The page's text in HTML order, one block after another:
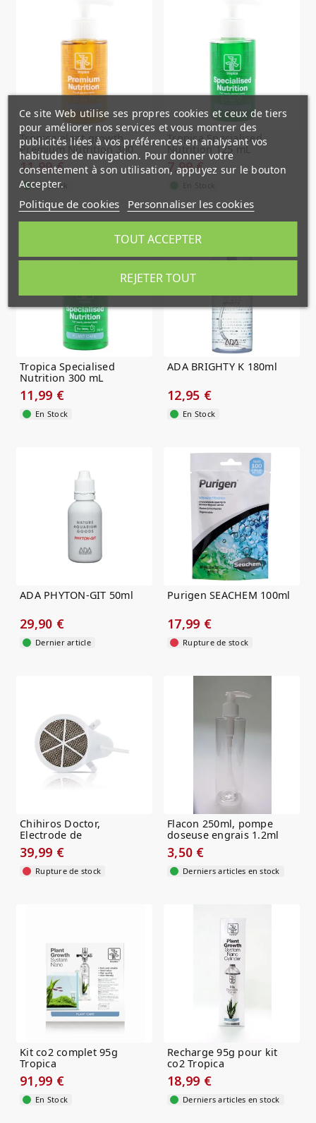
Tropica plant growth
Premium Nutrition 300
mL
11,99 €
En Stock
Tropica Specialised
Nutrition 125 mL
7,99 €
Tropica Specialised
Nutrition 300 mL
11,99 €
En Stock
ADA BRIGHTY K 180ml
12,95 €
En Stock
ADA PHYTON-GIT 50ml
29,90 €
Dernier article
Purigen SEACHEM 100ml
17,99 €
Rupture de stock
Chihiros Doctor,
Electrode de
remplacement
39,99 €
Rupture de stock
Flacon 250ml, pompe
doseuse engrais 1.2ml
3,50 €
Derniers articles en stock
Kit co2 complet 95g
Tropica
91,99 €
En Stock
Recharge 95g pour kit
co2 Tropica
18,99 €
Derniers articles en stock
Ce site Web utilise ses propres cookies et ceux de tiers
pour améliorer nos services et vous montrer des
publicités liées à vos préférences en analysant vos
habitudes de navigation. Pour donner votre
consentement à son utilisation, appuyez sur le bouton
Accepter.
Politique de cookies Personnaliser les cookies
REJETER TOUT
TOUT ACCEPTER